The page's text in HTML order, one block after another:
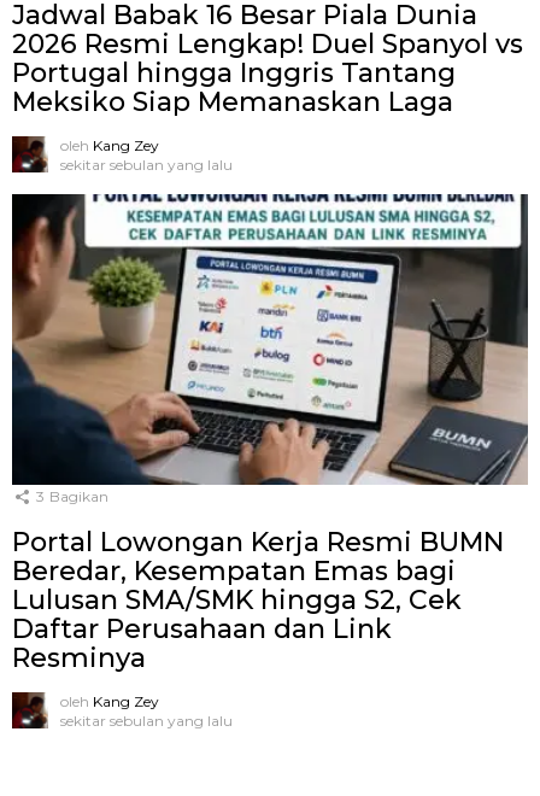
Jadwal Babak 16 Besar Piala Dunia
2026 Resmi Lengkap! Duel Spanyol vs
Portugal hingga Inggris Tantang
Meksiko Siap Memanaskan Laga
oleh Kang Zey
sekitar sebulan yang lalu
3 Bagikan
Portal Lowongan Kerja Resmi BUMN
Beredar, Kesempatan Emas bagi
Lulusan SMA/SMK hingga S2, Cek
Daftar Perusahaan dan Link
Resminya
oleh Kang Zey
sekitar sebulan yang lalu